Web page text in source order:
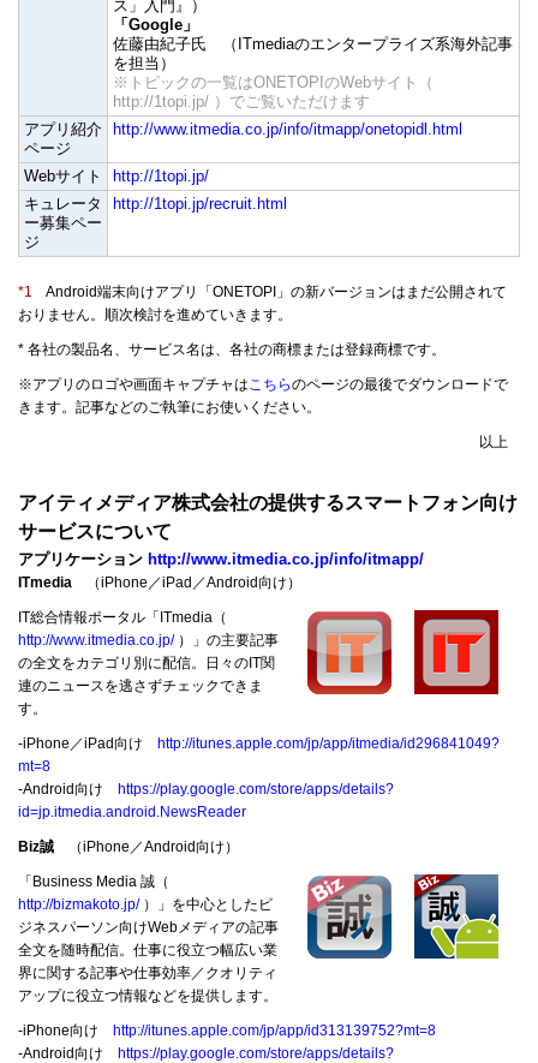
ス」入門』）
「Google」
佐藤由紀子氏 （ITmediaのエンタープライズ系海外記事
を担当）
※トピックの一覧はONETOPIのWebサイト（
http://1topi.jp/ ）でご覧いただけます
アプリ紹介
ページ
http://www.itmedia.co.jp/info/itmapp/onetopidl.html
Webサイト
http://1topi.jp/
キュレータ
ー募集ペー
ジ
http://1topi.jp/recruit.html
*1 Android端末向けアプリ「ONETOPI」の新バージョンはまだ公開されて
おりません。順次検討を進めていきます。
* 各社の製品名、サービス名は、各社の商標または登録商標です。
※アプリのロゴや画面キャプチャはこちらのページの最後でダウンロードで
きます。記事などのご執筆にお使いください。
以上
アイティメディア株式会社の提供するスマートフォン向け
サービスについて
アプリケーション http://www.itmedia.co.jp/info/itmapp/
ITmedia （iPhone／iPad／Android向け）
IT総合情報ポータル「ITmedia（
http://www.itmedia.co.jp/）」の主要記事
の全文をカテゴリ別に配信。日々のIT関
連のニュースを逃さずチェックできま
す。
‐iPhone／iPad向け http://itunes.apple.com/jp/app/itmedia/id296841049?
mt=8
‐Android向け https://play.google.com/store/apps/details?
id=jp.itmedia.android.NewsReader
Biz誠 （iPhone／Android向け）
「Business Media 誠（
http://bizmakoto.jp/）」を中心としたビ
ジネスパーソン向けWebメディアの記事
全文を随時配信。仕事に役立つ幅広い業
界に関する記事や仕事効率／クオリティ
アップに役立つ情報などを提供します。
‐iPhone向け http://itunes.apple.com/jp/app/id313139752?mt=8
‐Android向け https://play.google.com/store/apps/details?